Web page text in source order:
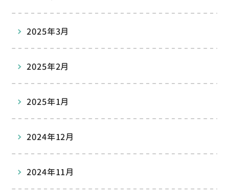
2025年3月
2025年2月
2025年1月
2024年12月
2024年11月